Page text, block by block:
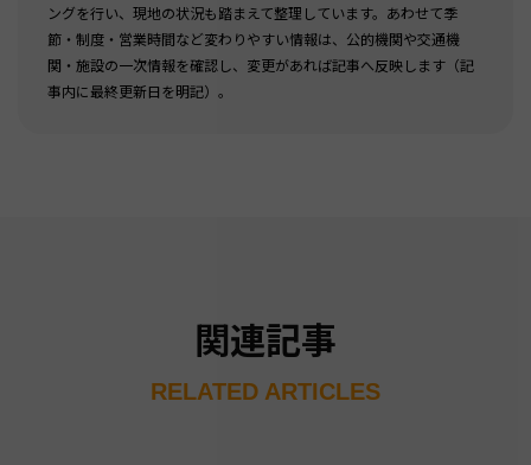
ングを行い、現地の状況も踏まえて整理しています。あわせて季
節・制度・営業時間など変わりやすい情報は、公的機関や交通機
関・施設の一次情報を確認し、変更があれば記事へ反映します（記
事内に最終更新日を明記）。
関連記事
RELATED ARTICLES